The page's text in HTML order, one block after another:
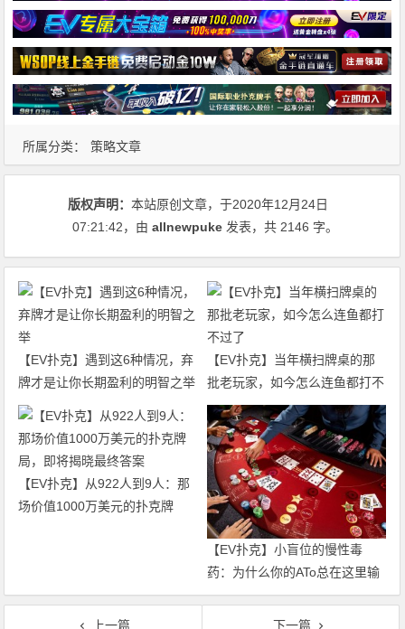
所属分类： 策略文章
版权声明：本站原创文章，于2020年12月24日
07:21:42，由allnewpuke 发表，共 2146 字。
【EV扑克】遇到这6种情况，弃
牌才是让你长期盈利的明智之举
【EV扑克】当年横扫牌桌的那
批老玩家，如今怎么连鱼都打不
过了
【EV扑克】从922人到9人：那
场价值1000万美元的扑克牌
【EV扑克】小盲位的慢性毒
药：为什么你的ATo总在这里输
钱？
上一篇 下一篇